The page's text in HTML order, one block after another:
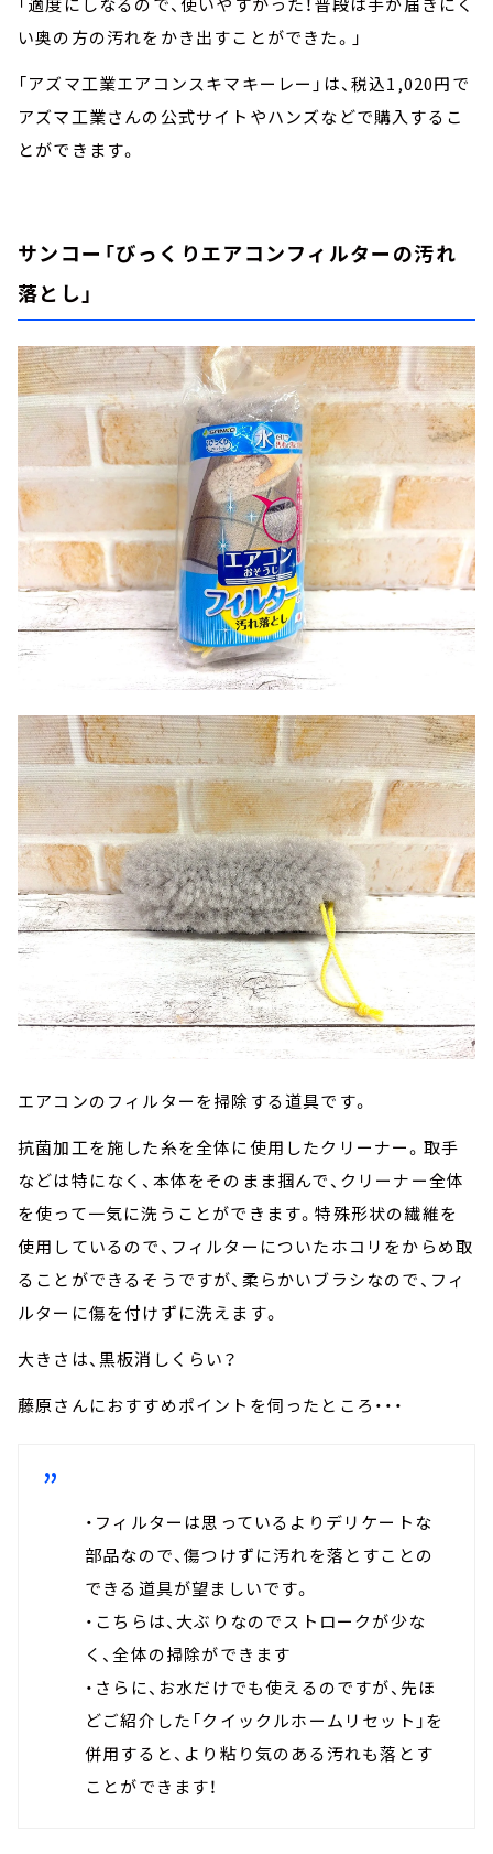
い奥の方の汚れをかき出すことができた。」
「アズマ工業エアコンスキマキーレー」は、税込1,020円で
アズマ工業さんの公式サイトやハンズなどで購入するこ
とができます。
サンコー「びっくりエアコンフィルターの汚れ
落とし」
エアコンのフィルターを掃除する道具です。
抗菌加工を施した糸を全体に使用したクリーナー。取手
などは特になく、本体をそのまま掴んで、クリーナー全体
を使って一気に洗うことができます。特殊形状の繊維を
使用しているので、フィルターについたホコリをからめ取
ることができるそうですが、柔らかいブラシなので、フィ
ルターに傷を付けずに洗えます。
大きさは、黒板消しくらい？
藤原さんにおすすめポイントを伺ったところ・・・
・フィルターは思っているよりデリケートな
部品なので、傷つけずに汚れを落とすことの
できる道具が望ましいです。
・こちらは、大ぶりなのでストロークが少な
く、全体の掃除ができます
・さらに、お水だけでも使えるのですが、先ほ
どご紹介した「クイックルホームリセット」を
併用すると、より粘り気のある汚れも落とす
ことができます！